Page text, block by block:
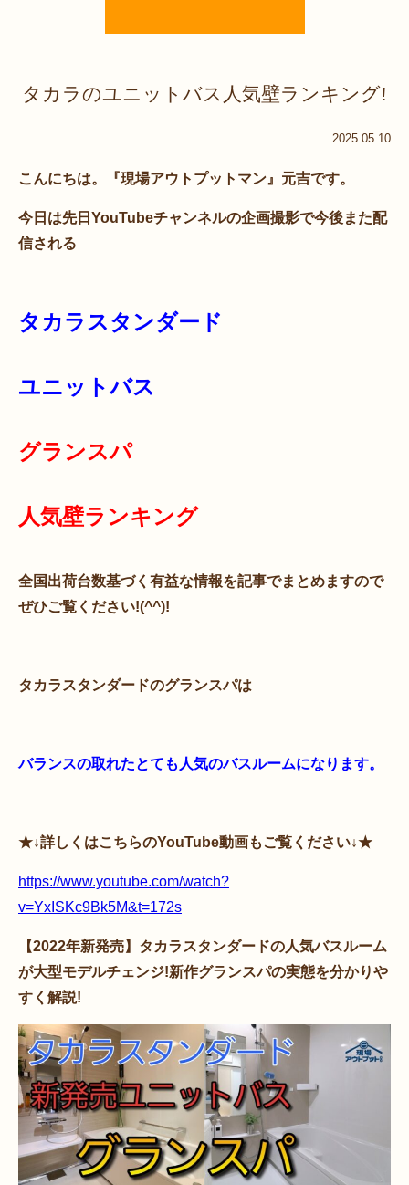
タカラのユニットバス人気壁ランキング!
2025.05.10
こんにちは。『現場アウトプットマン』元吉です。
今日は先日YouTubeチャンネルの企画撮影で今後また配
信される
タカラスタンダード
ユニットバス
グランスパ
人気壁ランキング
全国出荷台数基づく有益な情報を記事でまとめますので
ぜひご覧ください!(^^)!
タカラスタンダードのグランスパは
バランスの取れたとても人気のバスルームになります。
★↓詳しくはこちらのYouTube動画もご覧ください↓★
https://www.youtube.com/watch?
v=YxISKc9Bk5M&t=172s
【2022年新発売】タカラスタンダードの人気バスルーム
が大型モデルチェンジ!新作グランスパの実態を分かりや
すく解説!